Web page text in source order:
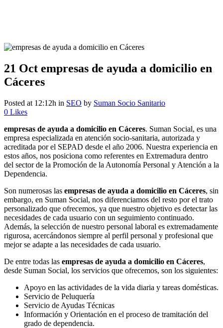
21 Oct empresas de ayuda a domicilio en
Cáceres
Posted at 12:12h in SEO by Suman Socio Sanitario
0 Likes
empresas de ayuda a domicilio en Cáceres. Suman Social, es una
empresa especializada en atención socio-sanitaria, autorizada y
acreditada por el SEPAD desde el año 2006. Nuestra experiencia en
estos años, nos posiciona como referentes en Extremadura dentro
del sector de la Promoción de la Autonomía Personal y Atención a la
Dependencia.
Son numerosas las empresas de ayuda a domicilio en Cáceres, sin
embargo, en Suman Social, nos diferenciamos del resto por el trato
personalizado que ofrecemos, ya que nuestro objetivo es detectar las
necesidades de cada usuario con un seguimiento continuado.
Además, la selección de nuestro personal laboral es extremadamente
rigurosa, acercándonos siempre al perfil personal y profesional que
mejor se adapte a las necesidades de cada usuario.
De entre todas las empresas de ayuda a domicilio en Cáceres,
desde Suman Social, los servicios que ofrecemos, son los siguientes:
Apoyo en las actividades de la vida diaria y tareas domésticas.
Servicio de Peluquería
Servicio de Ayudas Técnicas
Información y Orientación en el proceso de tramitación del
grado de dependencia.